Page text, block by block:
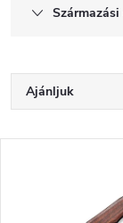
Származási
m
Ajánljuk
Legnépszerűbb